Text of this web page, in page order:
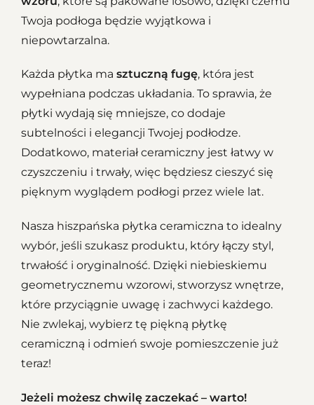
Twoja podłoga będzie wyjątkowa i
niepowtarzalna.
Każda płytka ma sztuczną fugę, która jest
wypełniana podczas układania. To sprawia, że
płytki wydają się mniejsze, co dodaje
subtelności i elegancji Twojej podłodze.
Dodatkowo, materiał ceramiczny jest łatwy w
czyszczeniu i trwały, więc będziesz cieszyć się
pięknym wyglądem podłogi przez wiele lat.
Nasza hiszpańska płytka ceramiczna to idealny
wybór, jeśli szukasz produktu, który łączy styl,
trwałość i oryginalność. Dzięki niebieskiemu
geometrycznemu wzorowi, stworzysz wnętrze,
które przyciągnie uwagę i zachwyci każdego.
Nie zwlekaj, wybierz tę piękną płytkę
ceramiczną i odmień swoje pomieszczenie już
teraz!
Jeżeli możesz chwilę zaczekać – warto!